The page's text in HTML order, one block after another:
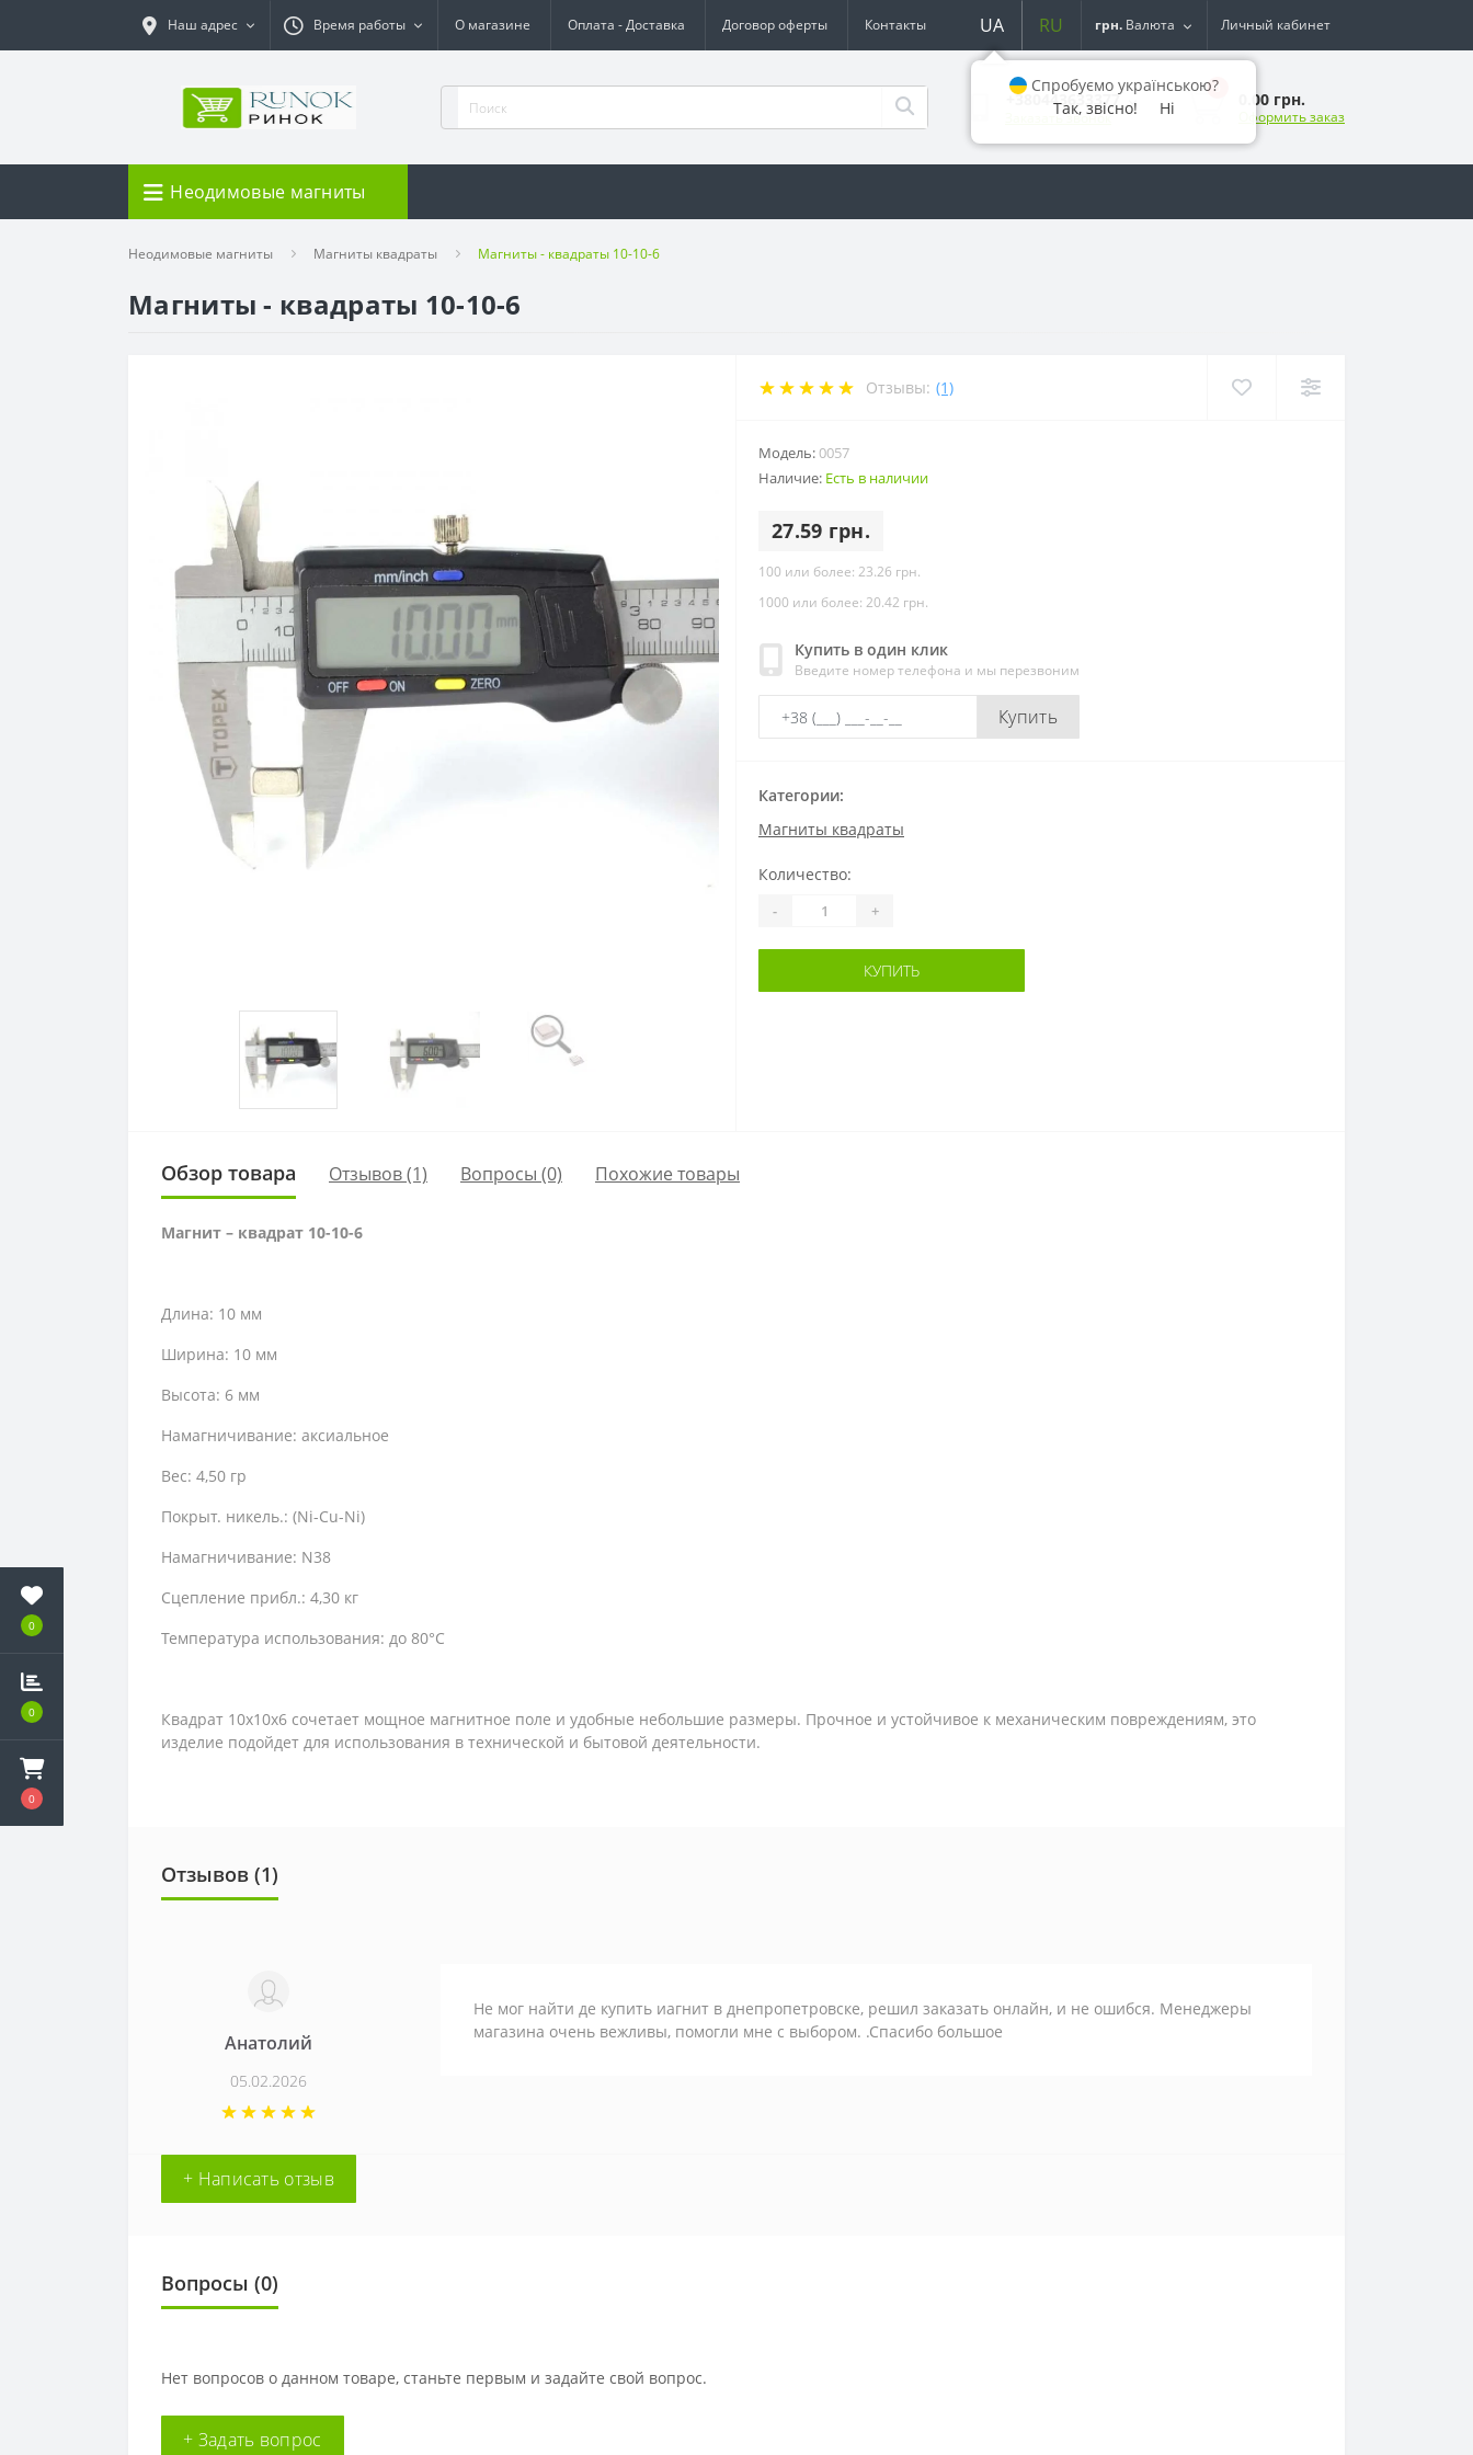
0
0
0
Наш адрес Время работы О магазине Оплата - Доставка Договор оферты Контакты UA RU грн. Валюта Личный кабинет
+380443633377
Заказать звонок
0
0.00 грн.
Оформить заказ
Неодимовые магниты
Неодимовые магниты Магниты квадраты Магниты - квадраты 10-10-6
Магниты - квадраты 10-10-6
Отзывы: (1)
Модель:0057
Наличие: Есть в наличии
27.59 грн.
100 или более: 23.26 грн.
1000 или более: 20.42 грн.
Купить в один клик
Введите номер телефона и мы перезвоним
Купить
Категории:
Магниты квадраты
Количество:
- +
КУПИТЬ
Обзор товара Отзывов (1) Вопросы (0) Похожие товары
Магнит – квадрат 10-10-6
Длина: 10 мм
Ширина: 10 мм
Высота: 6 мм
Намагничивание: аксиальное
Вес: 4,50 гр
Покрыт. никель.: (Ni-Cu-Ni)
Намагничивание: N38
Сцепление прибл.: 4,30 кг
Температура использования: до 80°C
Квадрат 10х10х6 сочетает мощное магнитное поле и удобные небольшие размеры. Прочное и устойчивое к механическим повреждениям, это
изделие подойдет для использования в технической и бытовой деятельности.
Отзывов (1)
Анатолий
05.02.2026
Не мог найти де купить иагнит в днепропетровске, решил заказать онлайн, и не ошибся. Менеджеры
магазина очень вежливы, помогли мне с выбором. .Спасибо большое
+ Написать отзыв
Вопросы (0)
Нет вопросов о данном товаре, станьте первым и задайте свой вопрос.
+ Задать вопрос
Спробуємо українською?
Так, звісно!
Ні